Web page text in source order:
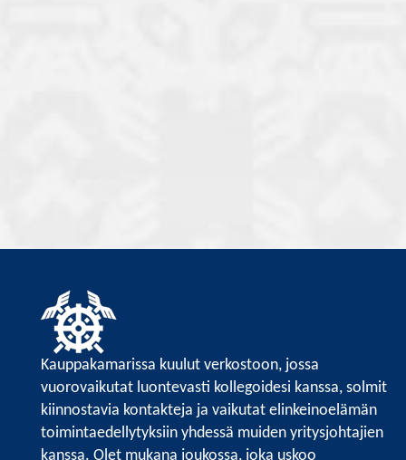
Kauppakamarissa kuulut verkostoon, jossa
vuorovaikutat luontevasti kollegoidesi kanssa, solmit
kiinnostavia kontakteja ja vaikutat elinkeinoelämän
toimintaedellytyksiin yhdessä muiden yritysjohtajien
kanssa. Olet mukana joukossa, joka uskoo